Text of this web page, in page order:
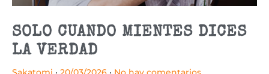
SOLO CUANDO MIENTES DICES
LA VERDAD